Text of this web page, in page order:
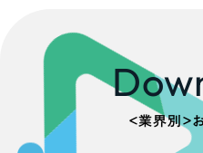
＜業界別＞